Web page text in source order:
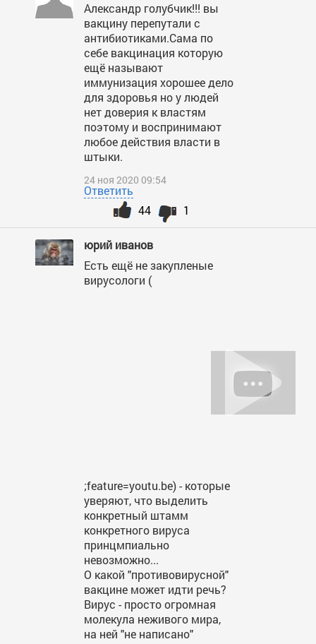
Александр голубчик!!! вы
вакцину перепутали с
антибиотиками.Сама по
себе вакцинация которую
ещё называют
иммунизация хорошее дело
для здоровья но у людей
нет доверия к властям
поэтому и воспринимают
любое действия власти в
штыки.
24 ноя 2020 09:54
Ответить
1
44
юрий иванов
Есть ещё не закупленые
вирусологи (
;feature=youtu.be) - которые
уверяют, что выделить
конкретный штамм
конкретного вируса
принцмпиально
невозможно...
О какой "противовирусной"
вакцине может идти речь?
Вирус - просто огромная
молекула неживого мира,
на ней "не написано"